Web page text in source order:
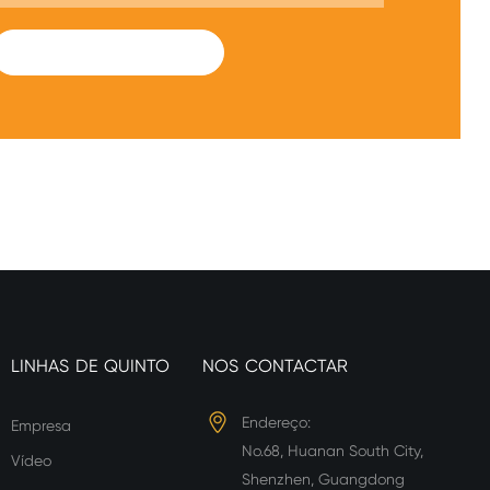
LINHAS DE QUINTO
Empresa
Vídeo
NOS CONTACTAR
Endereço:
No.68, Huanan South City,
Shenzhen, Guangdong